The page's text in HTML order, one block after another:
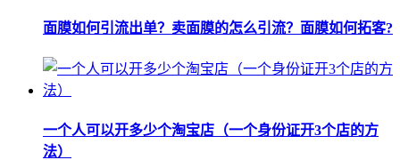
面膜如何引流出单？卖面膜的怎么引流？面膜如何拓客?
一个人可以开多少个淘宝店（一个身份证开3个店的方
法）